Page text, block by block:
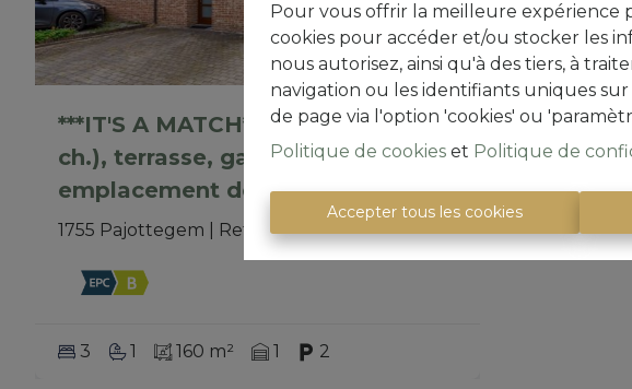
Pour vous offrir la meilleure expérience
cookies pour accéder et/ou stocker les
nous autorisez, ainsi qu'à des tiers, à
navigation ou les identifiants uniques
de page via l'option 'cookies' ou
Politique de cookies et Politique de
Accepter tous les cookies
***IT'S A MATCH***Maison 2 faç (3
ch.), terrasse, garage & 2
emplacement de parking
1755 Pajottegem Ref 522
3 1 160 m² 1 2